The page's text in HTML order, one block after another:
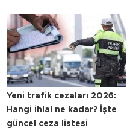
Yeni trafik cezaları 2026:
Hangi ihlal ne kadar? İşte
güncel ceza listesi